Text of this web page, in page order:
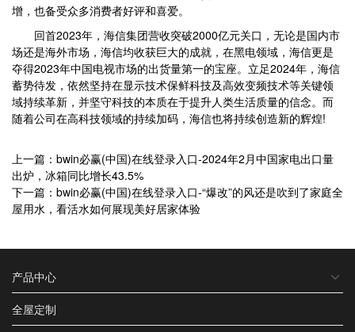
增，也备受众多消费者好评和喜爱。
回首2023年，海信集团营收突破2000亿元关口，无论是国内市
场还是海外市场，海信均收获巨大的成就，在黑电领域，海信更是
夺得2023年中国电视市场的出货量第一的宝座。立足2024年，海信
蓄势待发，依然坚持在显示技术保鲜科技及高效变频技术等关键领
域持续革新，并坚守科技的本质在于提升人类生活质量的信念。而
随着公司在高科技领域的持续加码，海信也将持续创造新的辉煌!
上一篇：bwin必赢(中国)在线登录入口-2024年2月中国家电出口量
出炉，冰箱同比增长43.5%
下一篇：bwin必赢(中国)在线登录入口-“爆改”的风还是吹到了家庭全
屋用水，看活水如何展现美好居家体验
产品中心
全屋定制